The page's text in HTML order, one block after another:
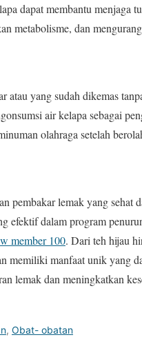
dapat membantu menjaga
metabolisme, dan
atau yang sudah dikemas
air kelapa sebagai
olahraga setelah
pembakar lemak yang sehat
efektif dalam program
member 100. Dari teh hijau
memiliki manfaat unik yang
lemak dan meningkatkan
, Obat- obatan